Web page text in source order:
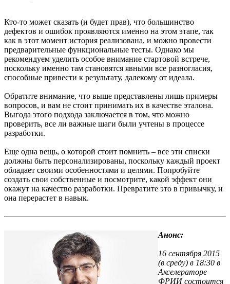
Кто-то может сказать (и будет прав), что большинство
дефектов и ошибок проявляются именно на этом этапе, так
как в этот момент история реализована, и можно провести
предварительные функциональные тесты. Однако мы
рекомендуем уделить особое внимание стартовой встрече,
поскольку именно там становятся явными все разногласия,
способные привести к результату, далекому от идеала.
Обратите внимание, что выше представлены лишь примеры
вопросов, и вам не стоит принимать их в качестве эталона.
Выгода этого подхода заключается в том, что можно
проверить, все ли важные шаги были учтены в процессе
разработки.
Еще одна вещь, о которой стоит помнить – все эти списки
должны быть персонализированы, поскольку каждый проект
обладает своими особенностями и целями. Попробуйте
создать свои собственные и посмотрите, какой эффект они
окажут на качество разработки. Превратите это в привычку, и
она перерастет в навык.
Анонс:
16 сентября 2015
(в среду) в 18:30 в
Акселераторе
ФРИИ состоится